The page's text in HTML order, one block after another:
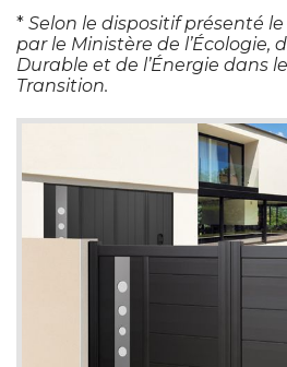
* Selon le dispositif présenté
par le Ministère de l’Écologie,
Durable et de l’Énergie dans
Transition.